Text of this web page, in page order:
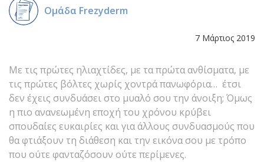
Ομάδα Frezyderm
7 Μάρτιος 2019
Με τις πρώτες ηλιαχτίδες, με τα πρώτα ανθίσματα, με
τις πρώτες βόλτες χωρίς χοντρά πανωφόρια… έτσι
δεν έχεις συνδυάσει στο μυαλό σου την άνοιξη; Όμως
η πιο ανανεωμένη εποχή του χρόνου κρύβει
σπουδαίες ευκαιρίες και για άλλους συνδυασμούς που
θα φτιάξουν τη διάθεση και την εικόνα σου με τρόπο
που ούτε φανταζόσουν ούτε περίμενες.